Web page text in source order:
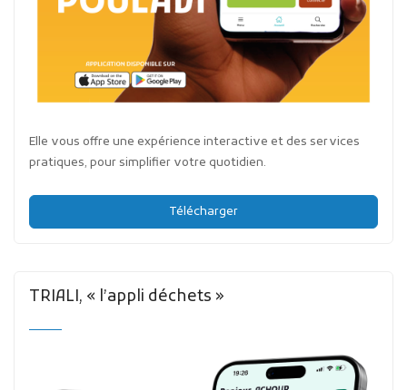
Elle vous offre une expérience interactive et des services
pratiques, pour simplifier votre quotidien.
Télécharger
TRIALI, « l’appli déchets »